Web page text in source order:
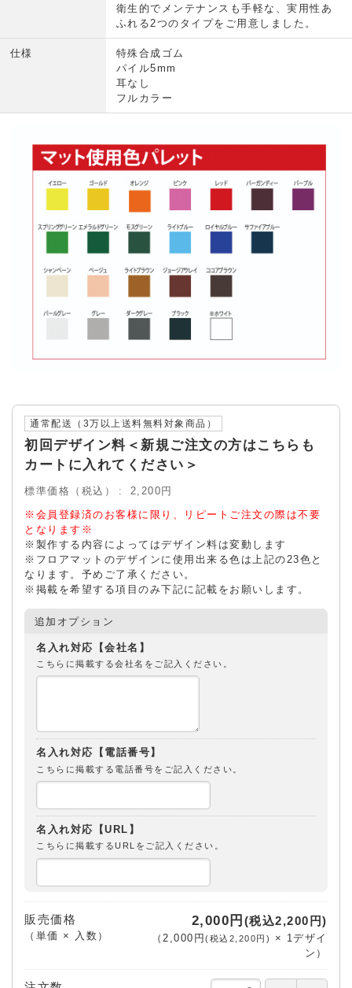
衛生的でメンテナンスも手軽な、実用性あ
ふれる2つのタイプをご用意しました。
仕様
特殊合成ゴム
パイル5mm
耳なし
フルカラー
通常配送（3万以上送料無料対象商品）
初回デザイン料＜新規ご注文の方はこちらも
カートに入れてください＞
標準価格（税込） 2,200円
※会員登録済のお客様に限り、リピートご注文の際は不要
となります※
※製作する内容によってはデザイン料は変動します
※フロアマットのデザインに使用出来る色は上記の23色と
なります。予めご了承ください。
※掲載を希望する項目のみ下記に記載をお願いします。
追加オプション
名入れ対応【会社名】
こちらに掲載する会社名をご記入ください。
名入れ対応【電話番号】
こちらに掲載する電話番号をご記入ください。
名入れ対応【URL】
こちらに掲載するURLをご記入ください。
販売価格
（単価 × 入数）
2,000円(税込2,200円)
（ 2,000円(税込2,200円) × 1デザイ
ン ）